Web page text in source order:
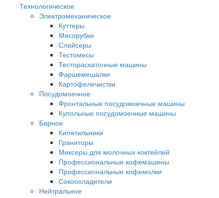
Технологическое
Электромеханическое
Куттеры
Мясорубки
Слайсеры
Тестомесы
Тестораскаточные машины
Фаршемешалки
Картофелечистки
Посудомоечное
Фронтальные посудомоечные машины
Купольные посудомоечные машины
Барное
Кипятильники
Граниторы
Миксеры для молочных коктейлей
Профессиональные кофемашины
Профессиональные кофемолки
Сокоохладители
Нейтральное